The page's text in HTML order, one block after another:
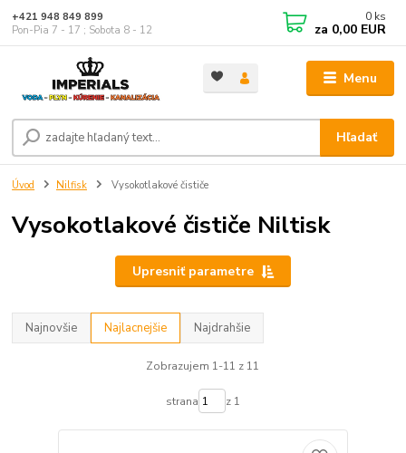
Menu
Hľadať
+421 948 849 899
Pon-Pia 7 - 17 ; Sobota 8 - 12
0 ks
za 0,00 EUR
Úvod Nilfisk Vysokotlakové čističe
Vysokotlakové čističe Niltisk
Upresniť parametre
Najnovšie Najlacnejšie Najdrahšie
Zobrazujem 1-11 z 11
strana z 1